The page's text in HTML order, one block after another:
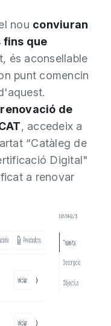
nou conviuran
fins que
és aconsellable
punt comencin
de
, accedeix a
“Catàleg de
Digital"
a renovar